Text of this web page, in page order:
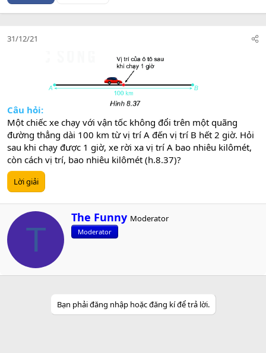
31/12/21
Câu hỏi:
Một chiếc xe chạy với vận tốc không đổi trên một quãng
đường thẳng dài 100 km từ vị trí A đến vị trí B hết 2 giờ. Hỏi
sau khi chạy được 1 giờ, xe rời xa vị trí A bao nhiêu kilômét,
còn cách vị trí, bao nhiêu kilômét (h.8.37)?
Lời giải
T
W
r
i
n
The Funny Moderator
Moderator
Bạn phải đăng nhập hoặc đăng kí để trả lời.